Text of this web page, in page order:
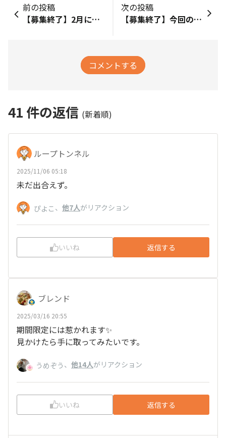
前の投稿
【募集終了】2月に新規会員になられた方限定！！今回のお試し品は・・・「ゴールドスペシャル コクのブレンド250g（粉）」☕☕
次の投稿
【募集終了】今回のお試し品は「ゴールドスペシャル アイスコーヒー 250g（粉）」！
コメントする
41 件の返信 (新着順)
ループトンネル
2025/11/06 05:18
未だ出合えず。
ぴよこ 、 他7人がリアクション
いいね 返信する
ブレンド
2025/03/16 20:55
期間限定には惹かれます✨
見かけたら手に取ってみたいです。
うめぞう 、 他14人がリアクション
いいね 返信する